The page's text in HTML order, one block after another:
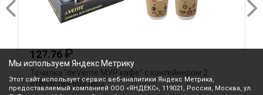
127.76₽
Точилка "deVente.МУР кафе" с контейнером 2
отверстия 8031602
Мы используем Яндекс Метрику
Этот сайт использует сервис веб-аналитики Яндекс Метрика,
предоставляемый компанией ООО «ЯНДЕКС», 119021, Россия, Москва, ул.